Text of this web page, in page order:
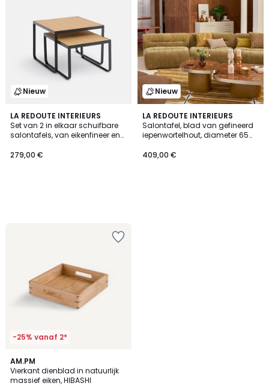
Nieuw
LA REDOUTE INTERIEURS
Set van 2 in elkaar schuifbare
salontafels, van eikenfineer en
279,00 €
Nieuw
LA REDOUTE INTERIEURS
Salontafel, blad van gefineerd
iepenwortelhout, diameter 65
409,00 €
-25% vanaf 2*
AM.PM
Vierkant dienblad in natuurlijk
massief eiken, HIBASHI